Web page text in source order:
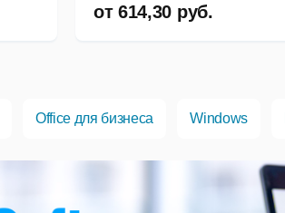
от614,30 руб.
Office для бизнеса Windows